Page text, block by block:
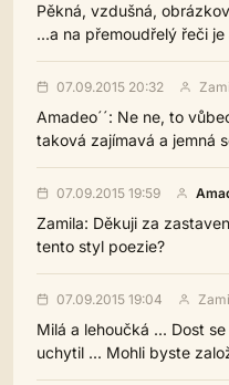
Pěkná, vzdušná,
...a na přemoudřelý řeči
07.09.2015 20:32
Amadeo´´: Ne ne, to
taková zajímavá a jemná
07.09.2015 19:59
Zamila: Děkuji za
tento styl poezie?
07.09.2015 19:04
Milá a lehoučká ... Dost
uchytil ... Mohli byste